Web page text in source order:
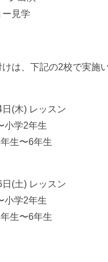
ー見学
は、下記の2校で実施
(木) レッスン
小学2年生
生〜6年生
(土) レッスン
小学2年生
生〜6年生